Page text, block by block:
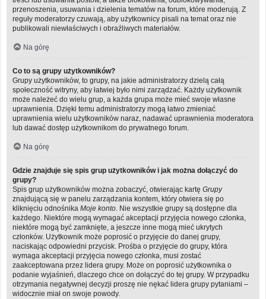
przenoszenia, usuwania i dzielenia tematów na forum, które moderują. Z
reguły moderatorzy czuwają, aby użytkownicy pisali na temat oraz nie
publikowali niewłaściwych i obraźliwych materiałów.
Na górę
Co to są grupy użytkowników?
Grupy użytkowników, to grupy, na jakie administratorzy dzielą całą
społeczność witryny, aby łatwiej było nimi zarządzać. Każdy użytkownik
może należeć do wielu grup, a każda grupa może mieć swoje własne
uprawnienia. Dzięki temu administratorzy mogą łatwo zmieniać
uprawnienia wielu użytkowników naraz, nadawać uprawnienia moderatora
lub dawać dostęp użytkownikom do prywatnego forum.
Na górę
Gdzie znajduje się spis grup użytkowników i jak można dołączyć do
grupy?
Spis grup użytkowników można zobaczyć, otwierając kartę Grupy
znajdującą się w panelu zarządzania kontem, który otwiera się po
kliknięciu odnośnika Moje konto . Nie wszystkie grupy są dostępne dla
każdego. Niektóre mogą wymagać akceptacji przyjęcia nowego członka,
niektóre mogą być zamknięte, a jeszcze inne mogą mieć ukrytych
członków. Użytkownik może poprosić o przyjęcie do danej grupy,
naciskając odpowiedni przycisk. Prośba o przyjęcie do grupy, która
wymaga akceptacji przyjęcia nowego członka, musi zostać
zaakceptowana przez lidera grupy. Może on poprosić użytkownika o
podanie wyjaśnień, dlaczego chce on dołączyć do tej grupy. W przypadku
otrzymania negatywnej decyzji proszę nie nękać lidera grupy pytaniami –
widocznie miał on swoje powody.